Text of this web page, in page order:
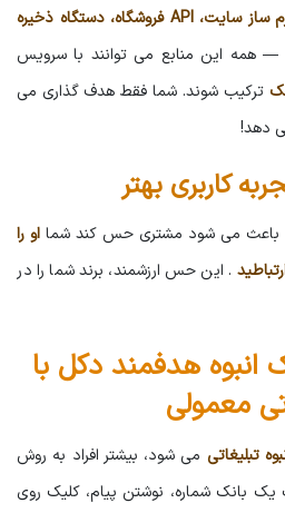
فرم ساز سایت، API فروشگاه، دستگاه ذخیره
— همه این منابع می توانند با سرویس
ترکیب شوند. شما فقط هدف گذاری می
دهد!
کاربری بهتر
باعث می شود مشتری حس کند شما او را
. این حس ارزشمند، برند شما را در
انبوه هدفمند دکل با
معمولی
تبلیغاتی می شود، بیشتر افراد به روش
یک بانک شماره، نوشتن پیام، کلیک روی